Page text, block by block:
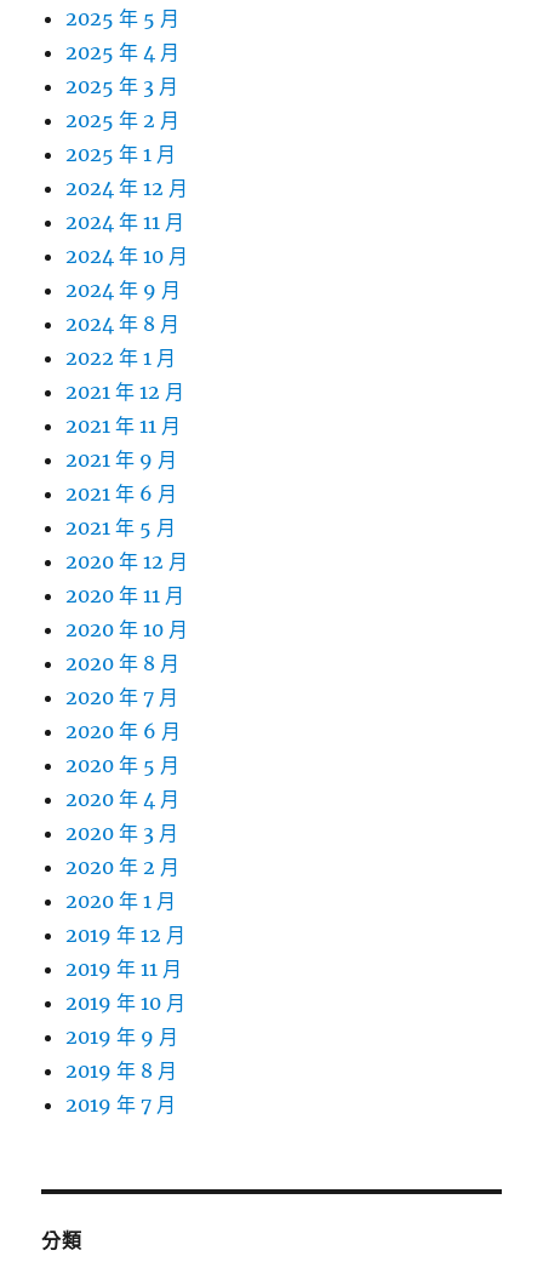
2025 年 5 月
2025 年 4 月
2025 年 3 月
2025 年 2 月
2025 年 1 月
2024 年 12 月
2024 年 11 月
2024 年 10 月
2024 年 9 月
2024 年 8 月
2022 年 1 月
2021 年 12 月
2021 年 11 月
2021 年 9 月
2021 年 6 月
2021 年 5 月
2020 年 12 月
2020 年 11 月
2020 年 10 月
2020 年 8 月
2020 年 7 月
2020 年 6 月
2020 年 5 月
2020 年 4 月
2020 年 3 月
2020 年 2 月
2020 年 1 月
2019 年 12 月
2019 年 11 月
2019 年 10 月
2019 年 9 月
2019 年 8 月
2019 年 7 月
分類